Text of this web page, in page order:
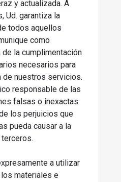
y actualizada. A
Ud. garantiza la
todos aquellos
como
la cumplimentación
necesarios para
de nuestros servicios.
responsable de las
falsas o inexactas
los perjuicios que
pueda causar a la
terceros.
a utilizar
materiales e